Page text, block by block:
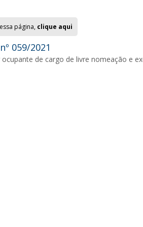
página, clique aqui
059/2021
de cargo de livre nomeação e